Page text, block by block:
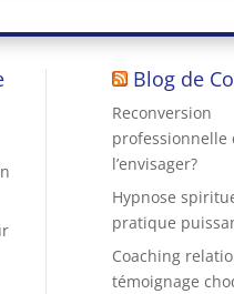
Blog de
Reconversion
professionnelle
l’envisager?
Hypnose
pratique
Coaching
témoignage